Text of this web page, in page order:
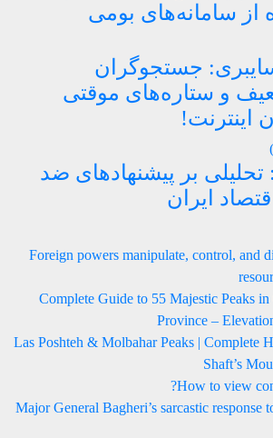
سامانه‌های بومی
سایبری: جستجوگران
و ستاره‌های موقتی
اینترنت!
تحلیلی بر پیشنهادهای ضد
ایران
Foreign powers manipulate, control, and
Complete Guide to 55 Majestic Peaks
Province –
Las Poshteh & Molbahar Peaks | Complete
Shaft’s
How to view
Major General Bagheri’s sarcastic response